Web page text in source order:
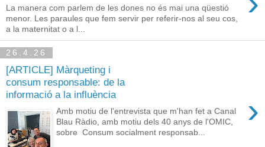
La manera com parlem de les dones no és mai una qüestió
menor. Les paraules que fem servir per referir-nos al seu cos,
a la maternitat o a l...
26.4.26
[ARTICLE] Màrqueting i
consum responsable: de la
informació a la influència
›
Amb motiu de l'entrevista que m'han fet a Canal
Blau Ràdio, amb motiu dels 40 anys de l'OMIC,
sobre Consum socialment responsab...